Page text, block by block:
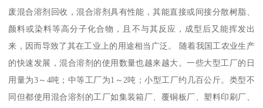
废混合溶剂回收，混合溶剂具有性能，其能直接或间接分散树脂、
颜料或染料等高分子化合物，且不与其反应，成型后又能挥发出
来，因而导致了其在工业上的用途相当广泛。 随着我国工农业生产
的快速发展，混合溶剂的使用数量也越来越大。一些大型工厂的日
用量为3～4吨；中等工厂为1～2吨；小型工厂约几百公斤。类型不
同但都使用混合溶剂的工厂如集装箱厂、覆铜板厂、塑料印刷厂、